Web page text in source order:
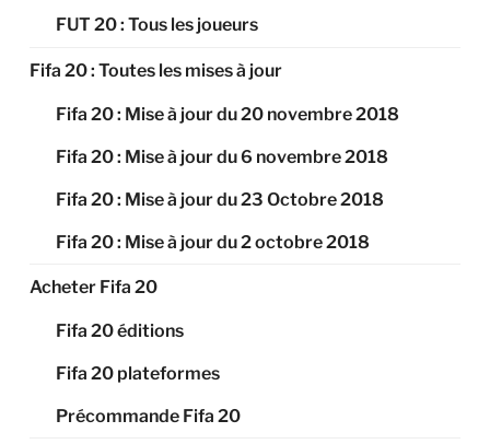
FUT 20 : Tous les joueurs
Fifa 20 : Toutes les mises à jour
Fifa 20 : Mise à jour du 20 novembre 2018
Fifa 20 : Mise à jour du 6 novembre 2018
Fifa 20 : Mise à jour du 23 Octobre 2018
Fifa 20 : Mise à jour du 2 octobre 2018
Acheter Fifa 20
Fifa 20 éditions
Fifa 20 plateformes
Précommande Fifa 20